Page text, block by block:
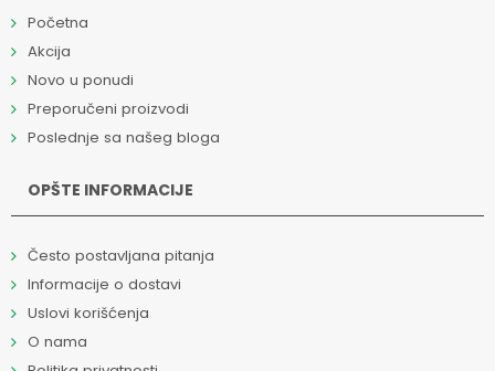
Početna
Akcija
Novo u ponudi
Preporučeni proizvodi
Poslednje sa našeg bloga
OPŠTE INFORMACIJE
Često postavljana pitanja
Informacije o dostavi
Uslovi korišćenja
O nama